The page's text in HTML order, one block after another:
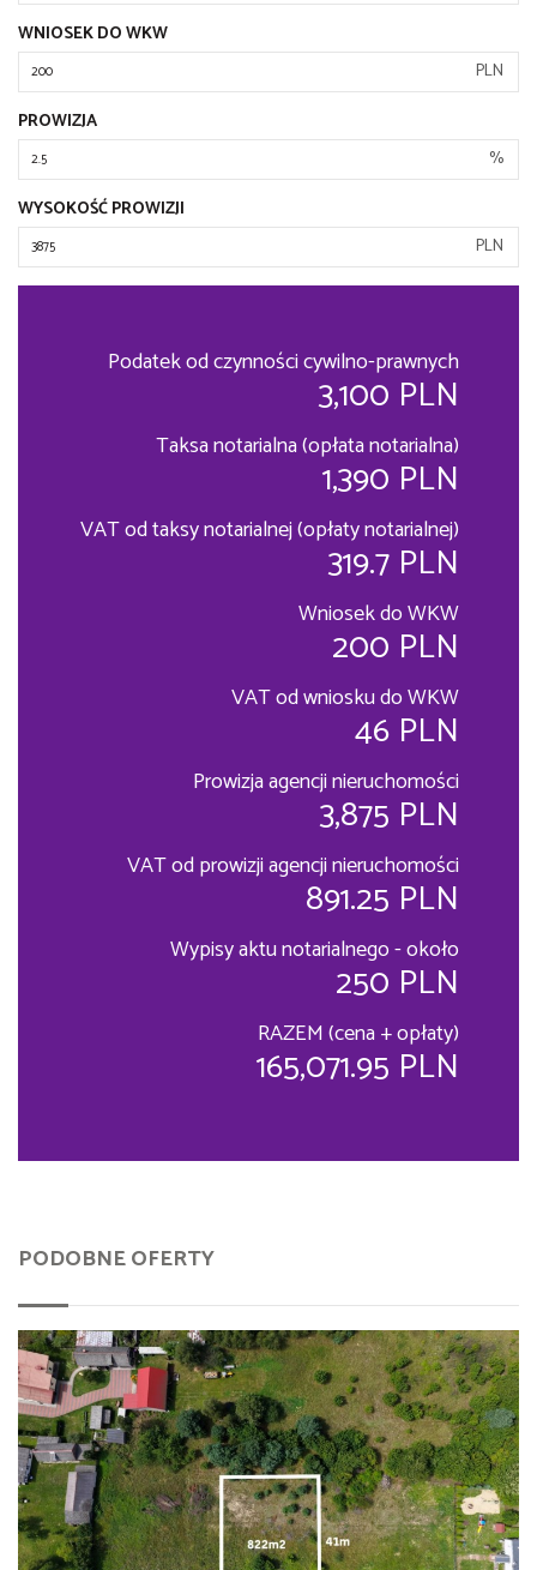
WNIOSEK DO WKW
PLN
PROWIZJA
%
WYSOKOŚĆ PROWIZJI
PLN
Podatek od czynności cywilno-prawnych
3,100 PLN
Taksa notarialna (opłata notarialna)
1,390 PLN
VAT od taksy notarialnej (opłaty notarialnej)
319.7 PLN
Wniosek do WKW
200 PLN
VAT od wniosku do WKW
46 PLN
Prowizja agencji nieruchomości
3,875 PLN
VAT od prowizji agencji nieruchomości
891.25 PLN
Wypisy aktu notarialnego - około
250 PLN
RAZEM (cena + opłaty)
165,071.95 PLN
PODOBNE OFERTY